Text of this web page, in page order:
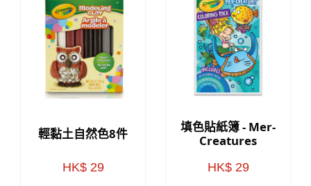
輕黏土自然色8件
HK$ 29
填色貼紙簿 - Mer-
Creatures
HK$ 29